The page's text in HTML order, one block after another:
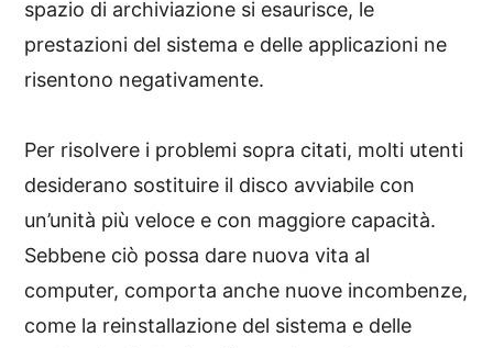
spazio di archiviazione si esaurisce, le
prestazioni del sistema e delle applicazioni ne
risentono negativamente.
Per risolvere i problemi sopra citati, molti utenti
desiderano sostituire il disco avviabile con
un’unità più veloce e con maggiore capacità.
Sebbene ciò possa dare nuova vita al
computer, comporta anche nuove incombenze,
come la reinstallazione del sistema e delle